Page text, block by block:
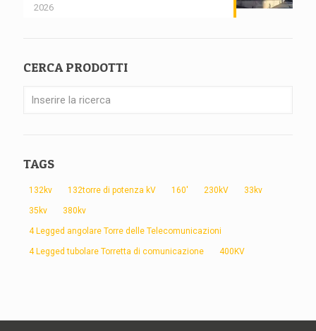
2026
CERCA PRODOTTI
TAGS
132kv 132torre di potenza kV 160' 230kV 33kv
35kv 380kv
4 Legged angolare Torre delle Telecomunicazioni
4 Legged tubolare Torretta di comunicazione 400KV